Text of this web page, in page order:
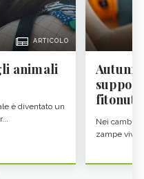
ARTICOLO
animali
è diventato un
Nei cambi
zampe